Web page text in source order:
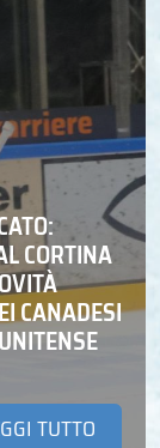
CORTINA
CANADESI
TUTTO